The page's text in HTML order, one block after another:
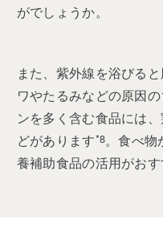
がでしょうか。
また、紫外線を浴びる
ワやたるみなどの原因
ンを多く含む食品には
どがあります*8。食べ物
養補助食品の活用がおす